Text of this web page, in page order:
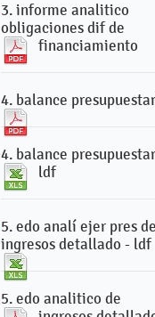
3. informe analitico
obligaciones dif de
financiamiento
4. balance
4. balance
ldf
5. edo analí ejer pres de
ingresos detallado - ldf
5. edo analitico de